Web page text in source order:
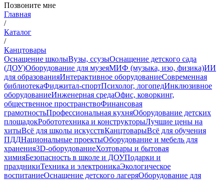
Позвоните мне
Главная
/
Каталог
/
Канцтовары
Оснащение школыВузы, ссузыОснащение детского сада
(ДОУ)Оборудование для музеяМИФ (музыка, изо, физика)ИИ
для образованияИнтерактивное оборудованиеСовременная
библиотекаФиджитал-спортПсихолог, логопедИнклюзивное
оборудованиеИнженерная средаОфис, коворкинг,
общественное пространствоФинансовая
грамотностьПрофессиональная кухняОборудование детских
площадокРобототехника и конструкторыЛучшие цены на
хитыВсё для школы искусствКанцтоварыВсё для обучения
ПДДНациональные проектыОборудование и мебель для
хранения3D-оборудованиеХозтовары и бытовая
химияБезопасность в школе и ДОУПодарки и
праздникиТехника и электроникаЭкологическое
воспитаниеОснащение детского лагеряОборудование для